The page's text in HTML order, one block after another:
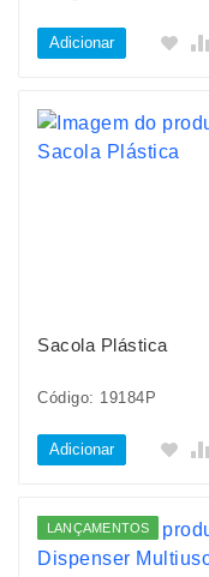
Adicionar
Sacola Plástica
Código: 19184P
Adicionar
LANÇAMENTOS